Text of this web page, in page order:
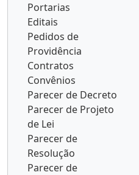
Portarias
Editais
Pedidos de
Providência
Contratos
Convênios
Parecer de Decreto
Parecer de Projeto
de Lei
Parecer de
Resolução
Parecer de